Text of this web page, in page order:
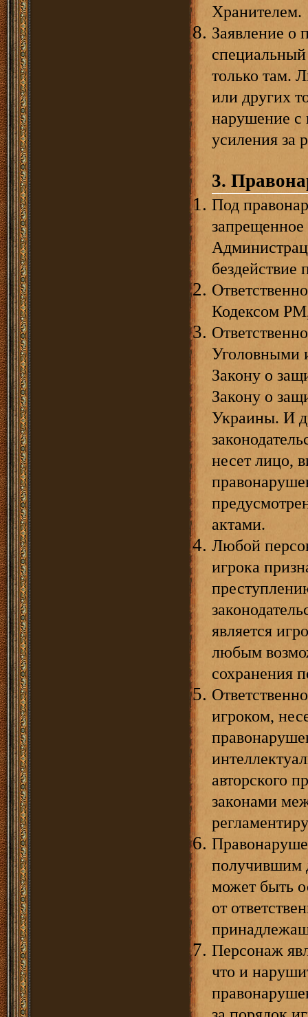
Хранителем.
Заявление о
только там.
или других
нарушение с
усиления за
3.
Под
Кодексом
Уголовными
Закону о
Закону о
Украины. И
несет лицо,
актами.
Любой
игрока
является
любым
сохранения
игроком,
авторского
законами
получившим
может быть
от
Персонаж
что и